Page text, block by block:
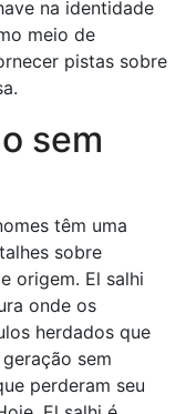
na identidade
meio de
pistas sobre
sem
têm uma
sobre
origem. El salhi
onde os
herdados que
sem
perderam seu